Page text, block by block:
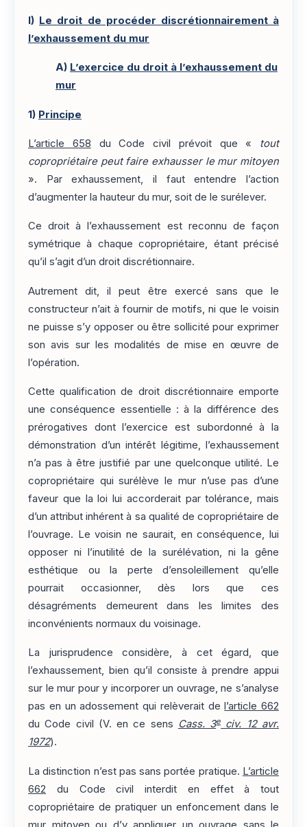
I) Le droit de procéder discrétionnairement à
l’exhaussement du mur
A) L’exercice du droit à l’exhaussement du
mur
1) Principe
L’article 658 du Code civil prévoit que « tout
copropriétaire peut faire exhausser le mur mitoyen
». Par exhaussement, il faut entendre l’action
d’augmenter la hauteur du mur, soit de le surélever.
Ce droit à l’exhaussement est reconnu de façon
symétrique à chaque copropriétaire, étant précisé
qu’il s’agit d’un droit discrétionnaire.
Autrement dit, il peut être exercé sans que le
constructeur n’ait à fournir de motifs, ni que le voisin
ne puisse s’y opposer ou être sollicité pour exprimer
son avis sur les modalités de mise en œuvre de
l’opération.
Cette qualification de droit discrétionnaire emporte
une conséquence essentielle : à la différence des
prérogatives dont l’exercice est subordonné à la
démonstration d’un intérêt légitime, l’exhaussement
n’a pas à être justifié par une quelconque utilité. Le
copropriétaire qui surélève le mur n’use pas d’une
faveur que la loi lui accorderait par tolérance, mais
d’un attribut inhérent à sa qualité de copropriétaire de
l’ouvrage. Le voisin ne saurait, en conséquence, lui
opposer ni l’inutilité de la surélévation, ni la gêne
esthétique ou la perte d’ensoleillement qu’elle
pourrait occasionner, dès lors que ces
désagréments demeurent dans les limites des
inconvénients normaux du voisinage.
La jurisprudence considère, à cet égard, que
l’exhaussement, bien qu’il consiste à prendre appui
sur le mur pour y incorporer un ouvrage, ne s’analyse
pas en un adossement qui relèverait de l’article 662
du Code civil (V. en ce sens Cass. 3eciv. 12 avr.
1972).
La distinction n’est pas sans portée pratique. L’article
662 du Code civil interdit en effet à tout
copropriétaire de pratiquer un enfoncement dans le